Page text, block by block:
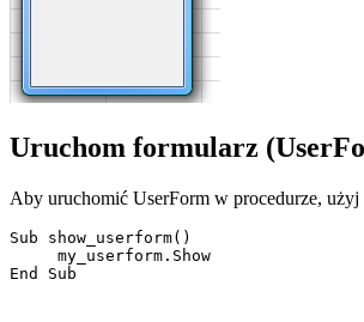
Uruchom formularz
Aby uruchomić UserForm w procedurze, użyj
Sub show_userform()
     my_userform.Show